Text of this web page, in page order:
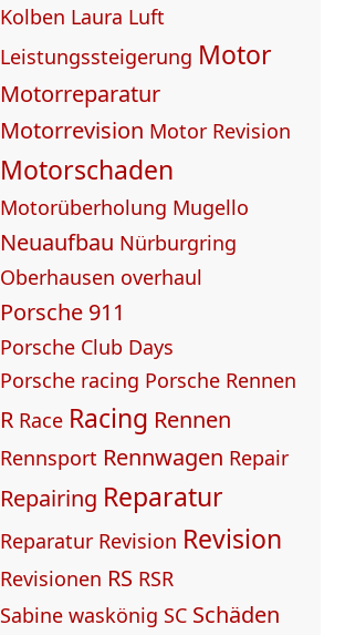
Kolben Laura Luft
Leistungssteigerung Motor
Motorreparatur
Motorrevision Motor Revision
Motorschaden
Motorüberholung Mugello
Neuaufbau Nürburgring
Oberhausen overhaul
Porsche 911
Porsche Club Days
Porsche racing Porsche Rennen
R Race Racing Rennen
Rennsport Rennwagen Repair
Repairing Reparatur
Reparatur Revision Revision
Revisionen RS RSR
Sabine waskönig SC Schäden